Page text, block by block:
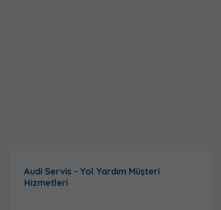
Audi Servis - Yol Yardım Müşteri
Hizmetleri